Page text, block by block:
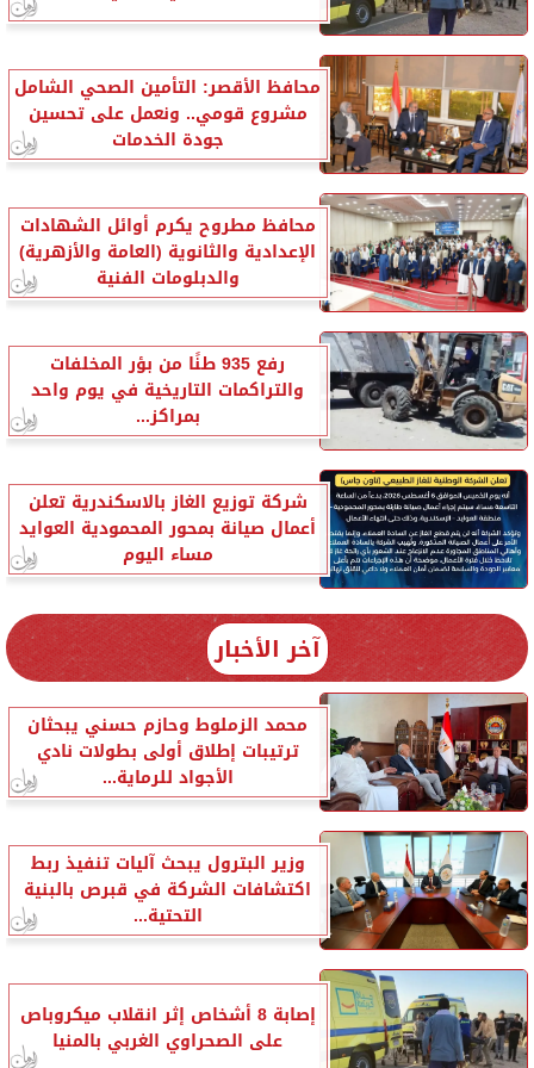
محافظ الأقصر: التأمين الصحي الشامل
مشروع قومي.. ونعمل على تحسين
جودة الخدمات
محافظ مطروح يكرم أوائل الشهادات
الإعدادية والثانوية (العامة والأزهرية)
والدبلومات الفنية
رفع 935 طنًا من بؤر المخلفات
والتراكمات التاريخية في يوم واحد
بمراكز...
شركة توزيع الغاز بالاسكندرية تعلن
أعمال صيانة بمحور المحمودية العوايد
مساء اليوم
آخر الأخبار
محمد الزملوط وحازم حسني يبحثان
ترتيبات إطلاق أولى بطولات نادي
الأجواد للرماية...
وزير البترول يبحث آليات تنفيذ ربط
اكتشافات الشركة في قبرص بالبنية
التحتية...
إصابة 8 أشخاص إثر انقلاب ميكروباص
على الصحراوي الغربي بالمنيا